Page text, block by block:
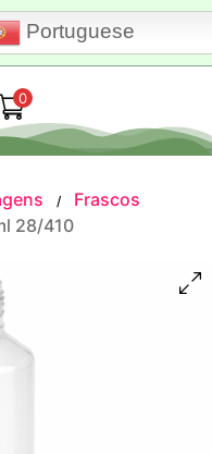
Portuguese
0
/
Frascos
28/410